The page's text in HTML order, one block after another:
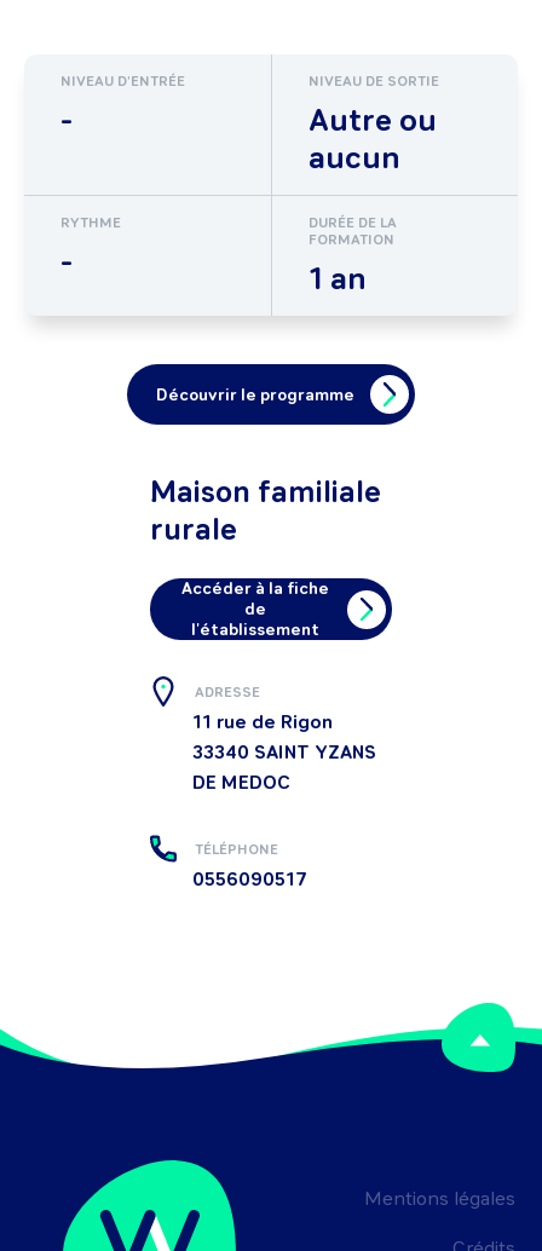
NIVEAU D'ENTRÉE
-
NIVEAU DE SORTIE
Autre ou
aucun
RYTHME
-
DURÉE DE LA
FORMATION
1 an
Découvrir le programme
Maison familiale
rurale
Accéder à la fiche
de
l'établissement
ADRESSE
11 rue de Rigon
33340 SAINT YZANS
DE MEDOC
TÉLÉPHONE
0556090517
Mentions légales